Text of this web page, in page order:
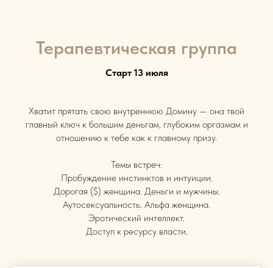
Терапевтическая группа
Старт 13 июля
Хватит прятать свою внутреннюю Домину — она твой
главный ключ к большим деньгам, глубоким оргазмам и
отношению к тебе как к главному призу.
Темы встреч:
Пробуждение инстинктов и интуиции.
Дорогая ($) женщина. Деньги и мужчины.
Аутосексуальность. Альфа женщина.
Эротический интеллект.
Доступ к ресурсу власти.